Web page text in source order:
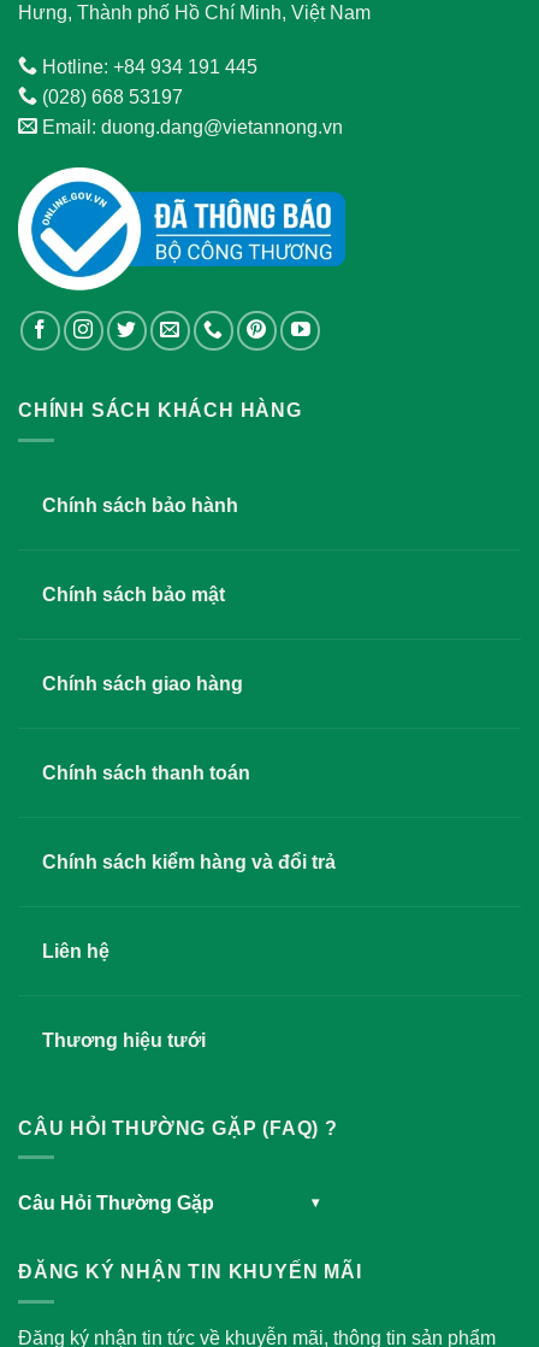
Hưng, Thành phố Hồ Chí Minh, Việt Nam
Hotline: +84 934 191 445
(028) 668 53197
Email: duong.dang@vietannong.vn
CHÍNH SÁCH KHÁCH HÀNG
Chính sách bảo hành
Chính sách bảo mật
Chính sách giao hàng
Chính sách thanh toán
Chính sách kiểm hàng và đổi trả
Liên hệ
Thương hiệu tưới
CÂU HỎI THƯỜNG GẶP (FAQ) ?
Câu Hỏi Thường Gặp ▾
ĐĂNG KÝ NHẬN TIN KHUYẾN MÃI
Đăng ký nhận tin tức về khuyễn mãi, thông tin sản phẩm